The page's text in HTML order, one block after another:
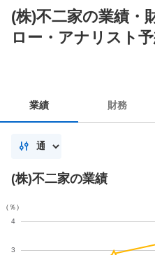
(株)不二家の業績・
ロー・アナリスト
業績 財務
(株)不二家の業績